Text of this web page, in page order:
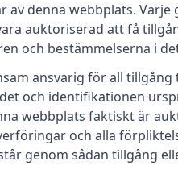
av denna webbplats.
auktoriserad att få
och bestämmelserna i
ansvarig för all
och identifikationen
webbplats faktiskt är
och alla
genom sådan tillgång